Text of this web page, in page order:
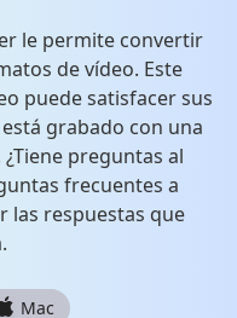
le permite convertir
de vídeo. Este
puede satisfacer sus
grabado con una
preguntas al
frecuentes a
las respuestas que
Mac